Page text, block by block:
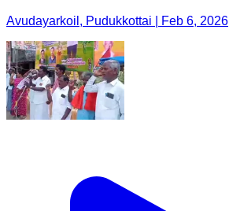
Avudayarkoil, Pudukkottai | Feb 6, 2026